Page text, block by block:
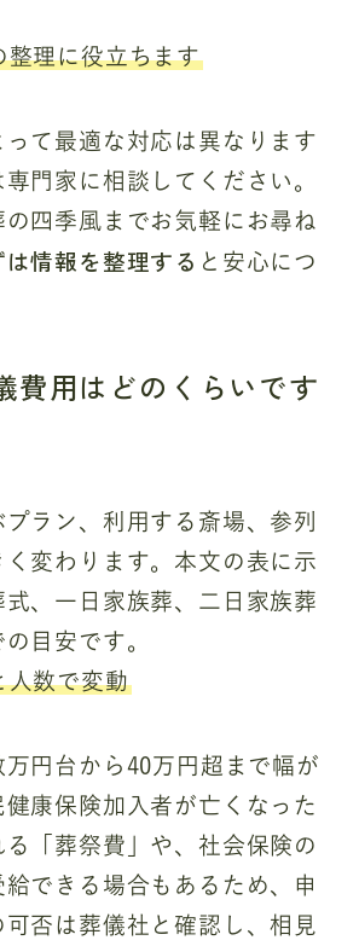
整理に役立ちます
て最適な対応は異なります
門家に相談してください。
四季風までお気軽にお尋ね
は情報を整理する と安心につ
費用はどのくらいです
ラン、利用する斎場、参列
変わります。本文の表に示
式、一日家族葬、二日家族葬
目安です。
人数で変動
万円台から40万円超まで幅が
康保険加入者が亡くなった
「葬祭費」や、社会保険の
給できる場合もあるため、申
否は葬儀社と確認し、相見